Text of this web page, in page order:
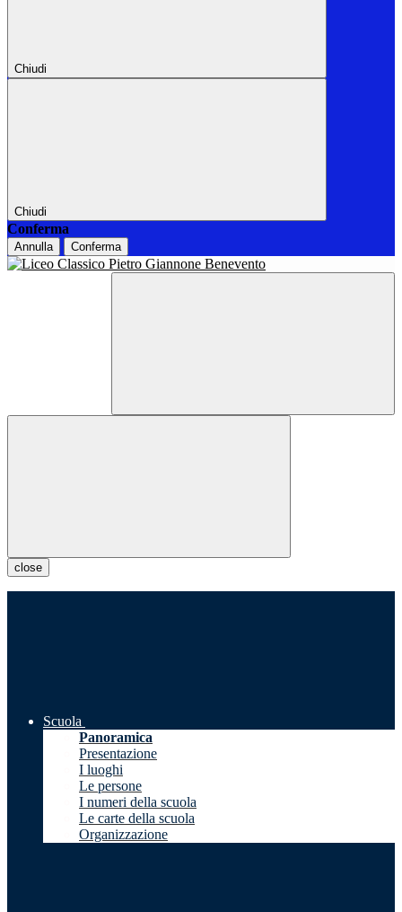
Chiudi
Chiudi
Conferma
Annulla Conferma
close
Scuola
Panoramica
Presentazione
I luoghi
Le persone
I numeri della scuola
Le carte della scuola
Organizzazione